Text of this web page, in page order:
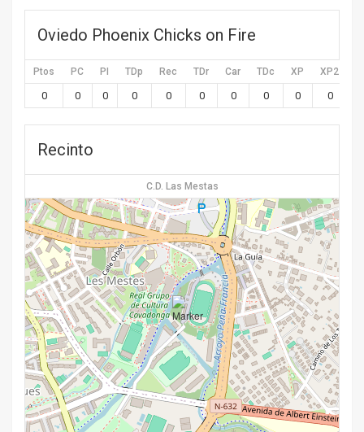
Oviedo Phoenix Chicks on Fire
Ptos PC PI TDp Rec TDr Car TDc XP XP2
0 0 0 0 0 0 0 0 0 0
Recinto
C.D. Las Mestas